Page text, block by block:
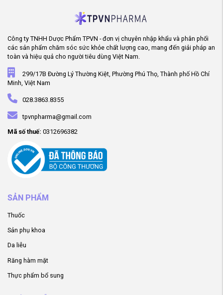
Công ty TNHH Dược Phẩm TPVN - đơn vị chuyên nhập khẩu và phân phối
các sản phẩm chăm sóc sức khỏe chất lượng cao, mang đến giải pháp an
toàn và hiệu quả cho người tiêu dùng Việt Nam.
299/17B Đường Lý Thường Kiệt, Phường Phú Thọ, Thành phố Hồ Chí
Minh, Việt Nam
028.3863.8355
tpvnpharma@gmail.com
Mã số thuế: 0312696382
SẢN PHẨM
Thuốc
Sản phụ khoa
Da liễu
Răng hàm mặt
Thực phẩm bổ sung